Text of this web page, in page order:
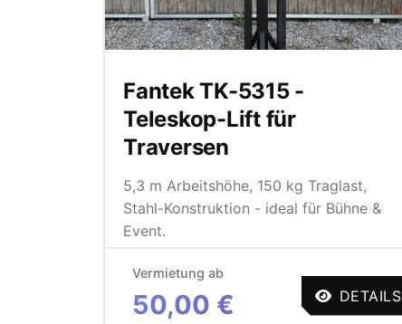
Fantek TK-5315 -
Teleskop-Lift für
Traversen
5,3 m Arbeitshöhe, 150 kg Traglast,
Stahl-Konstruktion - ideal für Bühne &
Event.
Vermietung ab
50,00 € DETAILS